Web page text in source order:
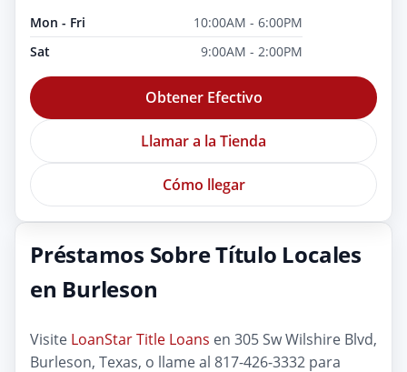
Mon - Fri
10:00AM - 6:00PM
Sat
9:00AM - 2:00PM
Obtener Efectivo
Llamar a la Tienda
Cómo llegar
Préstamos Sobre Título Locales
en Burleson
Visite LoanStar Title Loans en 305 Sw Wilshire Blvd,
Burleson, Texas, o llame al 817-426-3332 para